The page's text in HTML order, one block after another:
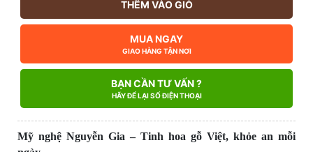
THÊM VÀO GIỎ
MUA NGAY
GIAO HÀNG TẬN NƠI
BẠN CẦN TƯ VẤN ?
HÃY ĐỂ LẠI SỐ ĐIỆN THOẠI
Mỹ nghệ Nguyễn Gia – Tinh hoa gỗ Việt, khỏe an mỗi